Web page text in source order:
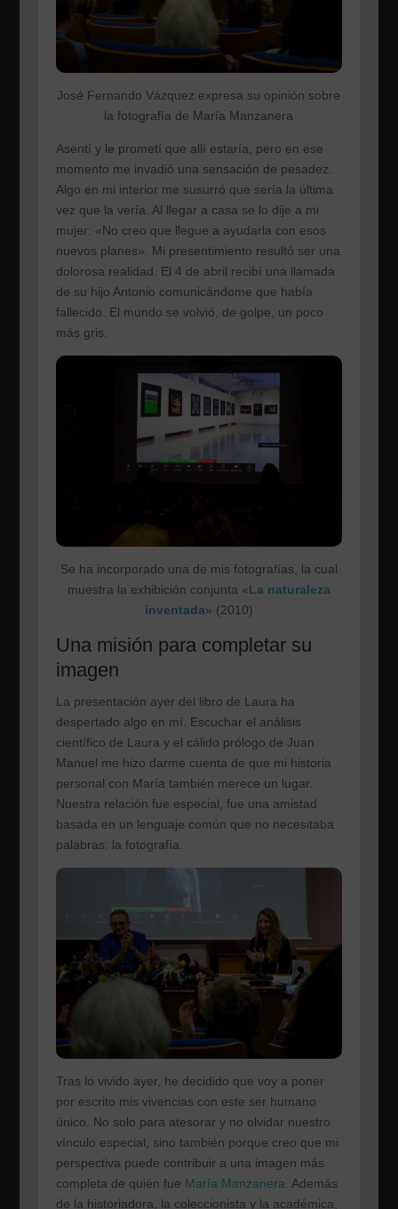
José Fernando Vázquez expresa su opinión sobre
la fotografía de María Manzanera
Asentí y le prometí que allí estaría, pero en ese
momento me invadió una sensación de pesadez.
Algo en mi interior me susurró que sería la última
vez que la vería. Al llegar a casa se lo dije a mi
mujer: «No creo que llegue a ayudarla con esos
nuevos planes». Mi presentimiento resultó ser una
dolorosa realidad. El 4 de abril recibí una llamada
de su hijo Antonio comunicándome que había
fallecido. El mundo se volvió, de golpe, un poco
más gris.
Se ha incorporado una de mis fotografías, la cual
muestra la exhibición conjunta «La naturaleza
inventada» (2010)
Una misión para completar su
imagen
La presentación ayer del libro de Laura ha
despertado algo en mí. Escuchar el análisis
científico de Laura y el cálido prólogo de Juan
Manuel me hizo darme cuenta de que mi historia
personal con María también merece un lugar.
Nuestra relación fue especial, fue una amistad
basada en un lenguaje común que no necesitaba
palabras: la fotografía.
Tras lo vivido ayer, he decidido que voy a poner
por escrito mis vivencias con este ser humano
único. No solo para atesorar y no olvidar nuestro
vínculo especial, sino también porque creo que mi
perspectiva puede contribuir a una imagen más
completa de quién fue María Manzanera. Además
de la historiadora, la coleccionista y la académica,